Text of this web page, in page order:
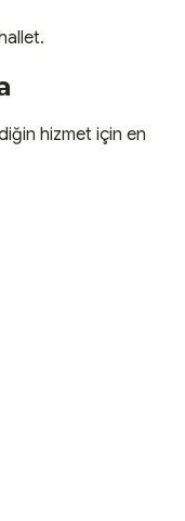
hizmet için en